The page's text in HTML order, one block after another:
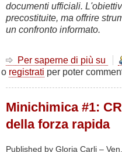
documenti ufficiali.
precostituite, ma offrire
un confronto informato.
Per saperne di più su
per
o registrati per poter
Minichimica #1:
della forza rapida
Published by Gloria Carli –